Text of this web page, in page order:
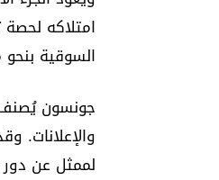
السوقية بنحو
لممثل عن دور